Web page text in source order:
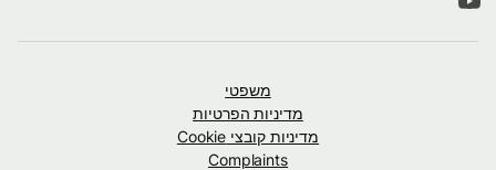
משפטי
מדיניות הפרטיות
מדיניות קובצי Cookie
Complaints